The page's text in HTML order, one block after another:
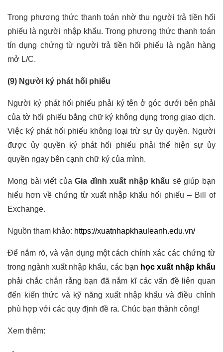
Trong phương thức thanh toán nhờ thu người trả tiền hối
phiếu là người nhập khẩu. Trong phương thức thanh toán
tín dụng chứng từ người trả tiền hối phiếu là ngân hàng
mở L/C.
(9) Người ký phát hối phiếu
Người ký phát hối phiếu phải ký tên ở góc dưới bên phải
của tờ hối phiếu bằng chữ ký không dụng trong giao dịch.
Việc ký phát hối phiếu không loại trừ sự ủy quyền. Người
được ủy quyền ký phát hối phiếu phải thể hiện sự ủy
quyền ngay bên cạnh chữ ký của mình.
Mong bài viết củaGia đình xuất nhập khẩu sẽ giúp bạn
hiểu hơn về chứng từ xuất nhập khẩu hối phiếu – Bill of
Exchange.
Nguồn tham khảo: https://xuatnhapkhauleanh.edu.vn/
Để nắm rõ, và vận dụng một cách chính xác các chứng từ
trong ngành xuất nhập khẩu, các bạn học xuất nhập khẩu
phải chắc chắn rằng bạn đã nắm kĩ các vấn đề liên quan
đến kiến thức và kỹ năng xuất nhập khẩu và điều chỉnh
phù hợp với các quy định đề ra. Chúc bạn thành công!
Xem thêm: